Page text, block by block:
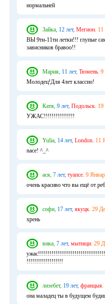
нормальней
Зайка, 12 лет, Мегион. 11
ВЫ 9ти-11ти летки!!! глупые
зависников бравоо!!
Мария, 11 лет, Тюмень. 9
Молодец!Для 4лет классно!
Катя, 9 лет, Подольск. 19
УЖАС!!!!!!!!!!!!!!!!
Yulia, 14 лет, London. 11
nace! ^_^
ася, 7 лет, туапсе. 9
очень красиво что вы ещё от
софи, 17 лет, якуцк. 29
хрень
вика, 7 лет, мытищи. 29
!!!!!!!!!!!!!!!!!!!
лизебет, 19 лет, францыя.
она маладец ты в будущем